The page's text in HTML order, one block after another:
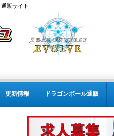
販サイト
更新情報 ドラゴンボール通販